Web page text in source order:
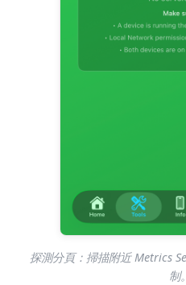
探測分頁：掃描附近 Metrics
制。